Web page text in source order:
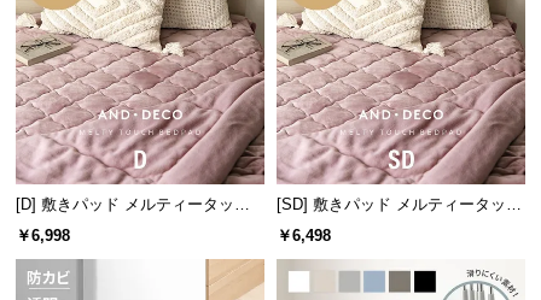
型
商
品
の
配
送
に
つ
い
[D] 敷きパッド メルティータッチ
マイクロファイバー
￥6,998
[SD] 敷きパッド メルティータッチ
マイクロファイバー
￥6,498